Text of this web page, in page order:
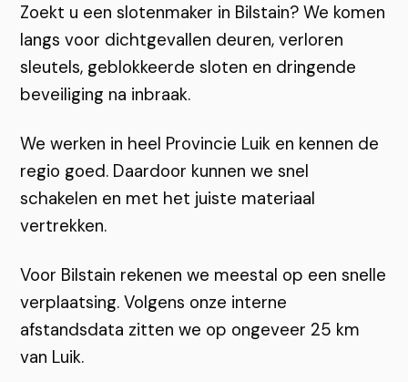
Zoekt u een slotenmaker in Bilstain? We komen
langs voor dichtgevallen deuren, verloren
sleutels, geblokkeerde sloten en dringende
beveiliging na inbraak.
We werken in heel Provincie Luik en kennen de
regio goed. Daardoor kunnen we snel
schakelen en met het juiste materiaal
vertrekken.
Voor Bilstain rekenen we meestal op een snelle
verplaatsing. Volgens onze interne
afstandsdata zitten we op ongeveer 25 km
van Luik.